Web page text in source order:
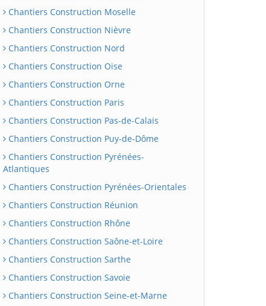
Chantiers Construction Moselle
Chantiers Construction Nièvre
Chantiers Construction Nord
Chantiers Construction Oise
Chantiers Construction Orne
Chantiers Construction Paris
Chantiers Construction Pas-de-Calais
Chantiers Construction Puy-de-Dôme
Chantiers Construction Pyrénées-
Atlantiques
Chantiers Construction Pyrénées-Orientales
Chantiers Construction Réunion
Chantiers Construction Rhône
Chantiers Construction Saône-et-Loire
Chantiers Construction Sarthe
Chantiers Construction Savoie
Chantiers Construction Seine-et-Marne